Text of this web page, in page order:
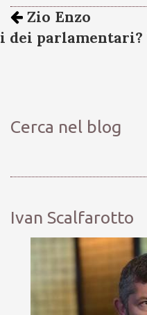
Zio Enzo
dei parlamentari?
Cerca nel blog
Ivan Scalfarotto